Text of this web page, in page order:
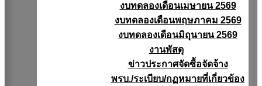
งบทดลองเดือนเมษายน 2569
งบทดลองเดือนพฤษภาคม 2569
งบทดลองเดือนมิถุนายน 2569
งานพัสดุ
ข่าวประกาศจัดซื้อจัดจ้าง
พรบ./ระเบียบ/กฏหมายที่เกี่ยวข้อง